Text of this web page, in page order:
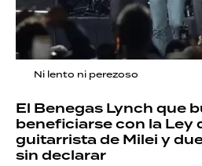
Ni lento ni perezoso
El Benegas Lynch que
beneficiarse con la Ley
guitarrista de Milei y
sin declarar